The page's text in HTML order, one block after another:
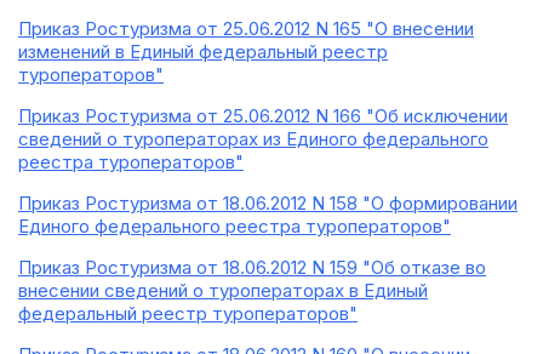
Приказ Ростуризма от 25.06.2012 N 165 "О внесении
изменений в Единый федеральный реестр
туроператоров"
Приказ Ростуризма от 25.06.2012 N 166 "Об исключении
сведений о туроператорах из Единого федерального
реестра туроператоров"
Приказ Ростуризма от 18.06.2012 N 158 "О формировании
Единого федерального реестра туроператоров"
Приказ Ростуризма от 18.06.2012 N 159 "Об отказе во
внесении сведений о туроператорах в Единый
федеральный реестр туроператоров"